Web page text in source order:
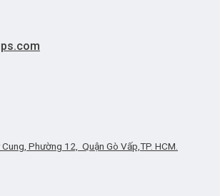
Phường 12, Quận Gò Vấp,TP. HCM.